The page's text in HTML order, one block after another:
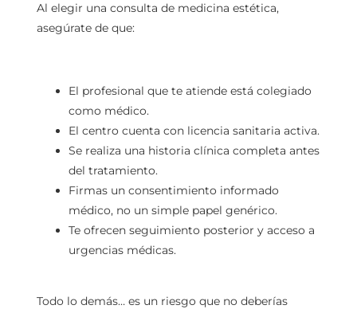
Al elegir una consulta de medicina estética,
asegúrate de que:
El profesional que te atiende está colegiado
como médico.
El centro cuenta con licencia sanitaria activa.
Se realiza una historia clínica completa antes
del tratamiento.
Firmas un consentimiento informado
médico, no un simple papel genérico.
Te ofrecen seguimiento posterior y acceso a
urgencias médicas.
Todo lo demás… es un riesgo que no deberías